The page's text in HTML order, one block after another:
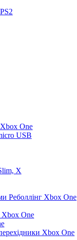
One
USB
X
Реболлінг Xbox One
Xbox One
Xbox One